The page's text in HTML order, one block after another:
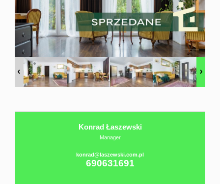
Domy
sprzedaż
Twój
Konrad Łaszewski
Manager
konrad@laszewski.com.pl
690631691